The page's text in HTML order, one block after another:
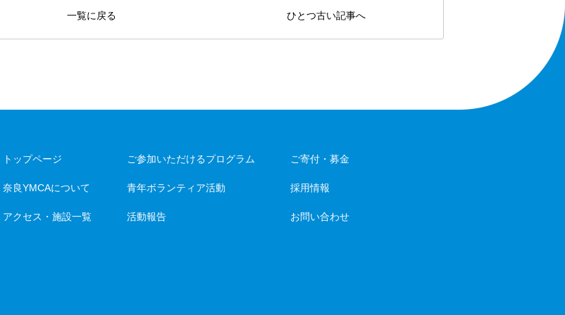
一覧に戻る ひとつ古い記事へ
トップページ
奈良YMCAについて
アクセス・施設一覧
ご参加いただけるプログラム
青年ボランティア活動
活動報告
ご寄付・募金
採用情報
お問い合わせ